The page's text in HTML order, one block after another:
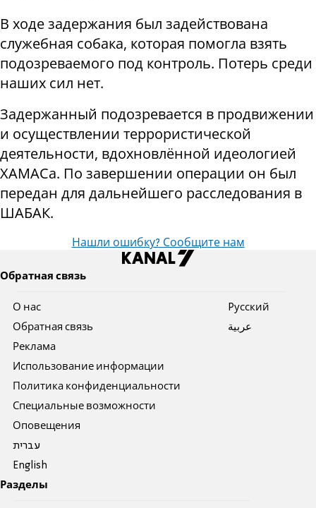
В ходе задержания был задействована
служебная собака, которая помогла взять
подозреваемого под контроль. Потерь среди
наших сил нет.
Задержанный подозревается в продвижении
и осуществлении террористической
деятельности, вдохновлённой идеологией
ХАМАСа. По завершении операции он был
передан для дальнейшего расследования в
ШАБАК.
Нашли ошибку? Сообщите нам
Обратная связь
О нас
Обратная связь
Реклама
Использование информации
Политика конфиденциальности
Специальные возможности
Оповещения
עברית
English
Pусский
عربية
Разделы